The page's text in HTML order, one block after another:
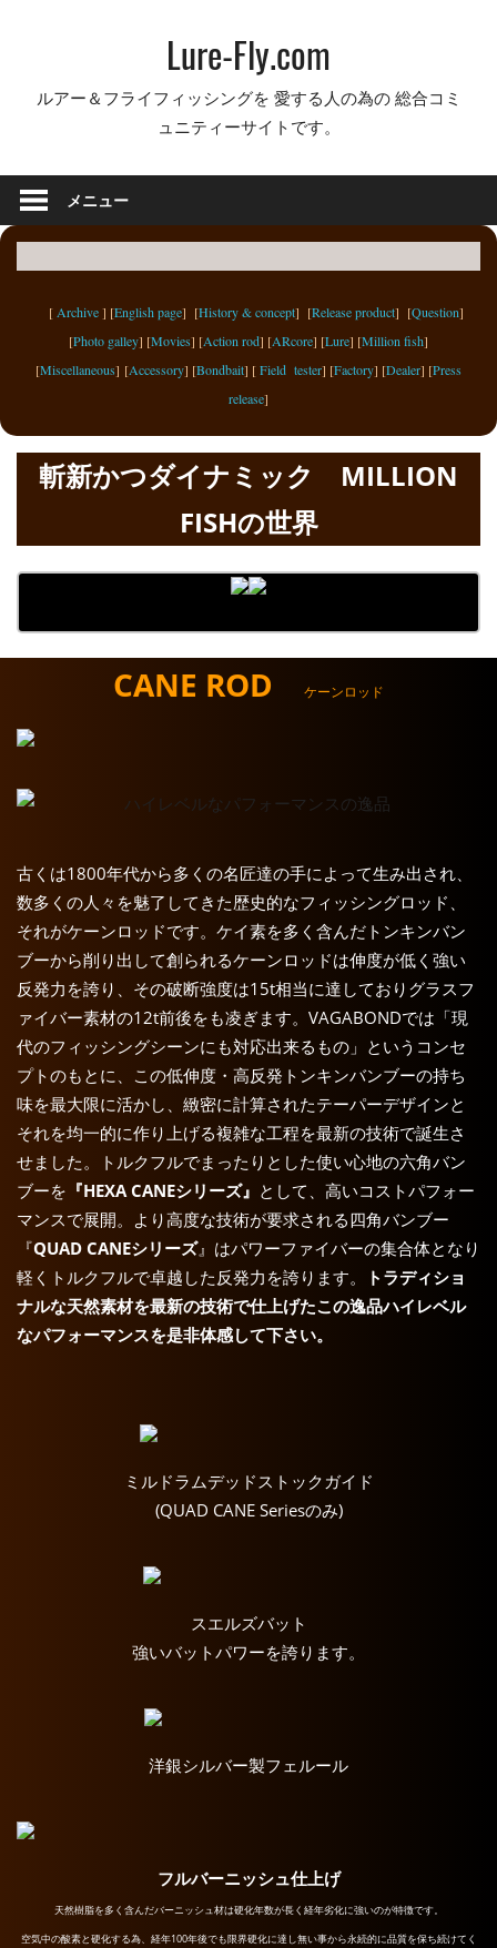
ッ
Lure-Fly.com
ルアー＆フライフィッシングを 愛する人の為の 総合コミ
ュニティーサイトです。
メニュー
[ Archive] [English page] [History & concept] [Release product] [Question]
[Photo galley] [Movies] [Action rod] [ARcore] [Lure] [Million fish]
[Miscellaneous] [Accessory] [Bondbait] [Field tester] [Factory] [Dealer] [Press
release]
斬新かつダイナミック MILLION
FISHの世界
CANE ROD ケーンロッド
古くは1800年代から多くの名匠達の手によって生み出され、
数多くの人々を魅了してきた歴史的なフィッシングロッド、
それがケーンロッドです。ケイ素を多く含んだトンキンバン
ブーから削り出して創られるケーンロッドは伸度が低く強い
反発力を誇り、その破断強度は15t相当に達しておりグラスフ
ァイバー素材の12t前後をも凌ぎます。VAGABONDでは「現
代のフィッシングシーンにも対応出来るもの」というコンセ
プトのもとに、この低伸度・高反発トンキンバンブーの持ち
味を最大限に活かし、緻密に計算されたテーパーデザインと
それを均一的に作り上げる複雑な工程を最新の技術で誕生さ
せました。トルクフルでまったりとした使い心地の六角バン
ブーを 『HEXA CANEシリーズ』 として、高いコストパフォー
マンスで展開。より高度な技術が要求される四角バンブー
『QUAD CANEシリーズ』はパワーファイバーの集合体となり
軽くトルクフルで卓越した反発力を誇ります。
トラディショ
ナルな天然素材を最新の技術で仕上げたこの逸品ハイレベル
なパフォーマンスを是非体感して下さい。
ミルドラムデッドストックガイド
(QUAD CANE Seriesのみ)
スエルズバット
強いバットパワーを誇ります。
洋銀シルバー製フェルール
フルバーニッシュ仕上げ
天然樹脂を多く含んだバーニッシュ材は硬化年数が長く経年劣化に強いのが特徴です。
空気中の酸素と硬化する為、経年100年後でも限界硬化に達し無い事から永続的に品質を保ち続けてく